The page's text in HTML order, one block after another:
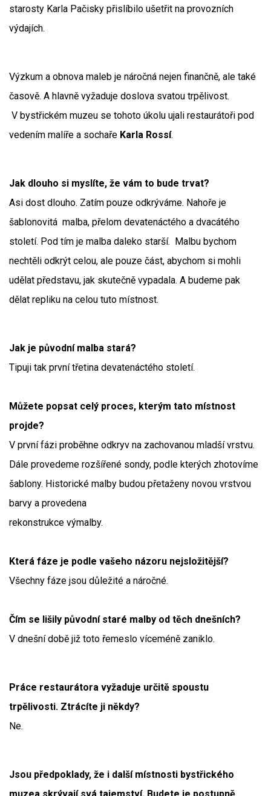
starosty Karla Pačisky přislíbilo ušetřit na provozních
výdajích.
Výzkum a obnova maleb je náročná nejen finančně, ale také
časově. A hlavně vyžaduje doslova svatou trpělivost.
V bystřickém muzeu se tohoto úkolu ujali restaurátoři pod
vedením malíře a sochaře Karla Rossí.
Jak dlouho si myslíte, že vám to bude trvat?
Asi dost dlouho. Zatím pouze odkrýváme. Nahoře je
šablonovitá malba, přelom devatenáctého a dvacátého
století. Pod tím je malba daleko starší. Malbu bychom
nechtěli odkrýt celou, ale pouze část, abychom si mohli
udělat představu, jak skutečně vypadala. A budeme pak
dělat repliku na celou tuto místnost.
Jak je původní malba stará?
Tipuji tak první třetina devatenáctého století.
Můžete popsat celý proces, kterým tato místnost
projde?
V první fázi proběhne odkryv na zachovanou mladší vrstvu.
Dále provedeme rozšířené sondy, podle kterých zhotovíme
šablony. Historické malby budou přetaženy novou vrstvou
barvy a provedena
rekonstrukce výmalby.
Která fáze je podle vašeho názoru nejsložitější?
Všechny fáze jsou důležité a náročné.
Čím se lišily původní staré malby od těch dnešních?
V dnešní době již toto řemeslo víceméně zaniklo.
Práce restaurátora vyžaduje určitě spoustu
trpělivosti. Ztrácíte ji někdy?
Ne.
Jsou předpoklady, že i další místnosti bystřického